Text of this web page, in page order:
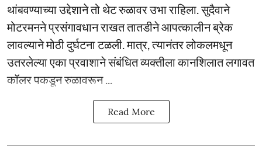
थांबवण्याच्या उद्देशाने तो थेट रुळावर उभा राहिला. सुदैवाने
मोटरमनने प्रसंगावधान राखत तातडीने आपत्कालीन ब्रेक
लावल्याने मोठी दुर्घटना टळली. मात्र, त्यानंतर लोकलमधून
उतरलेल्या एका प्रवाशाने संबंधित व्यक्तीला कानशिलात लगावत
कॉलर पकडून रुळावरून ...
Read More